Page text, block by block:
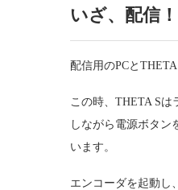
いざ、配信！
配信用のPCと
この時、THETA S
しながら電源ボタン
います。
エンコーダを起動し、